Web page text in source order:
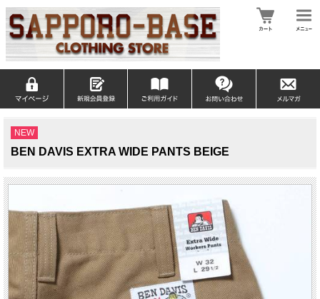
NEW
BEN DAVIS EXTRA WIDE PANTS BEIGE